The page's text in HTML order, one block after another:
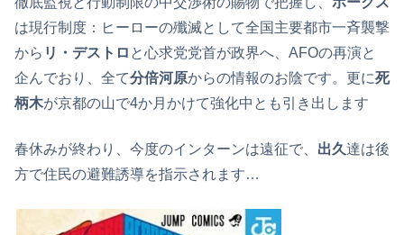
は現行制度：ヒーローの殲滅として全国主要都市一斉襲撃
から リ・デストロ と心求党党首が政界へ、AFOの再演と
企んでおり、全て分倍河原からの情報のお陰です。更に死
柄木が京都の山で4か月かけて強化中とも引き出します
春休みが終わり、今度のインターンは遠征で、 出久達は後
方で住民の避難誘導を指示されます…